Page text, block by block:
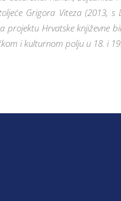
Grigora Viteza (2013,
projektu Hrvatske književne
i kulturnom polju u 18. i